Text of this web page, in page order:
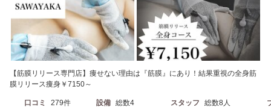
【筋膜リリース専門店】痩せない理由は『筋膜』にあり！結果重視の全身筋
膜リリース痩身￥7150～
口コミ 279件 設備 総数4 スタッフ 総数8人